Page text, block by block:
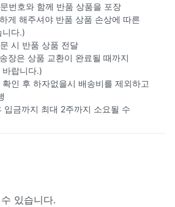
번호와 함께 반품 상품을 포장
게 해주셔야 반품 상품 손상에 따른
니다.)
시 반품 상품 전달
장은 상품 교환이 완료될 때까지
바랍니다.)
인 후 하자없을시 배송비를 제외하고
입금까지 최대 2주까지 소요될 수
있습니다.